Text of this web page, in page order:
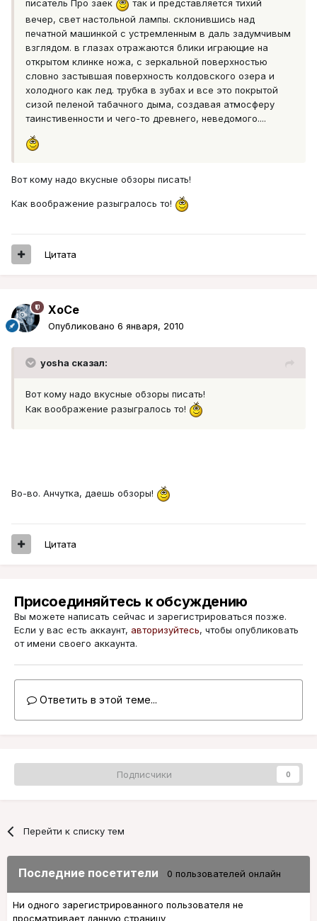
вечер, свет настольной лампы. склонившись над
печатной машинкой с устремленным в даль задумчивым
взглядом. в глазах отражаются блики играющие на
открытом клинке ножа, с зеркальной поверхностью
словно застывшая поверхность колдовского озера и
холодного как лед. трубка в зубах и все это покрытой
сизой пеленой табачного дыма, создавая атмосферу
таинстивенности и чего-то древнего, неведомого....
Вот кому надо вкусные обзоры писать!
Как воображение разыгралось то!
Цитата
XoCe
Опубликовано 6 января, 2010
yosha сказал:
Вот кому надо вкусные обзоры писать!
Как воображение разыгралось то!
Во-во. Анчутка, даешь обзоры!
Цитата
Присоединяйтесь к обсуждению
Вы можете написать сейчас и зарегистрироваться позже.
Если у вас есть аккаунт, авторизуйтесь, чтобы опубликовать
от имени своего аккаунта.
Ответить в этой теме...
Подписчики 0
Перейти к списку тем
Последние посетители 0 пользователей онлайн
Ни одного зарегистрированного пользователя не
просматривает данную страницу